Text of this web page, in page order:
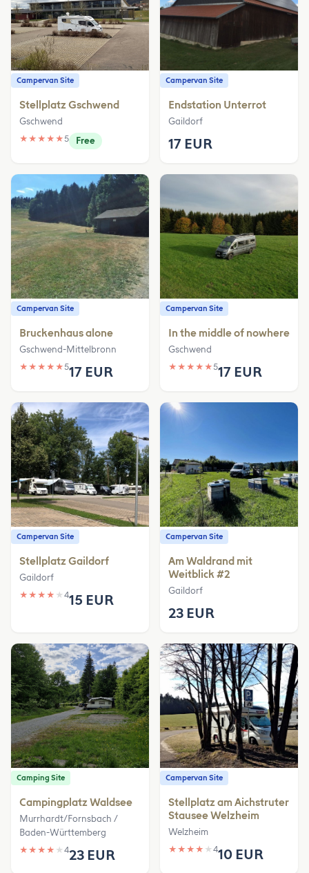
Campervan Site
Stellplatz Gschwend
Gschwend
★ ★ ★ ★ ★5 Free
Campervan Site
Endstation Unterrot
Gaildorf
17 EUR
Campervan Site
Bruckenhaus alone
Gschwend-Mittelbronn
★ ★ ★ ★ ★517 EUR
Campervan Site
In the middle of nowhere
Gschwend
★ ★ ★ ★ ★517 EUR
Campervan Site
Stellplatz Gaildorf
Gaildorf
★ ★ ★ ★ ★ 415 EUR
Campervan Site
Am Waldrand mit
Weitblick #2
Gaildorf
23 EUR
Camping Site
Campingplatz Waldsee
Murrhardt/Fornsbach /
Baden-Württemberg
★ ★ ★ ★ ★ 423 EUR
Campervan Site
Stellplatz am Aichstruter
Stausee Welzheim
Welzheim
★ ★ ★ ★ ★ 410 EUR